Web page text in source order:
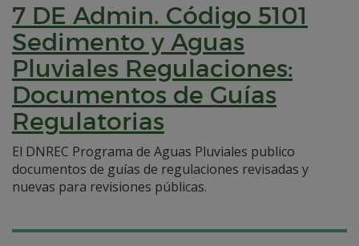
7 DE Admin. Código 5101
Sedimento y Aguas
Pluviales Regulaciones:
Documentos de Guías
Regulatorias
El DNREC Programa de Aguas Pluviales publico
documentos de guías de regulaciones revisadas y
nuevas para revisiones públicas.